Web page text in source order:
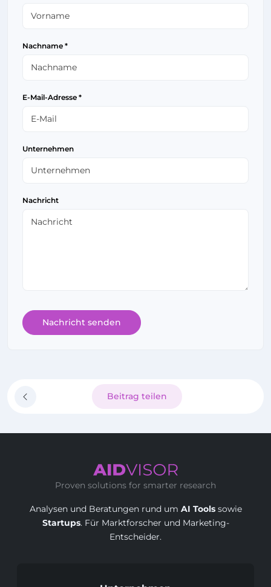
Nachname *
E-Mail-Adresse *
Unternehmen
Nachricht
Nachricht senden
Beitrag teilen
Proven solutions for smarter research
Analysen und Beratungen rund um AI Toolssowie
Startups. Für Marktforscher und Marketing-
Entscheider.